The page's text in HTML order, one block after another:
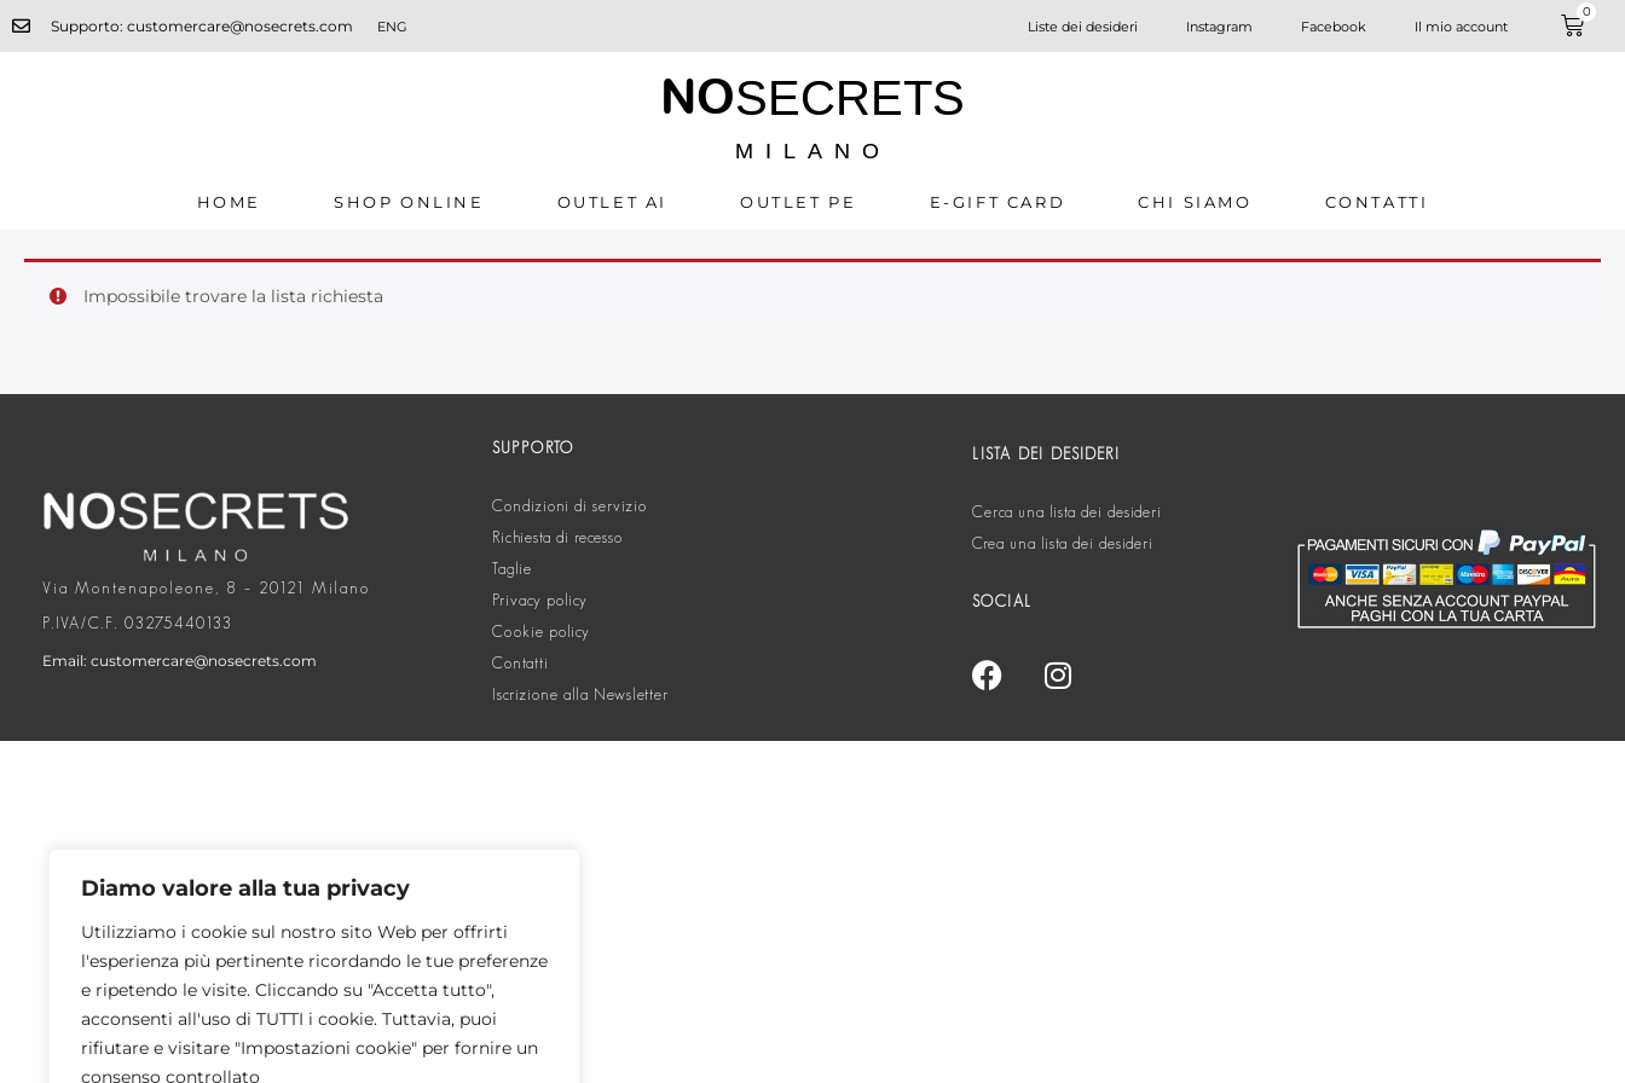
Diamo valore alla tua privacy
Utilizziamo i cookie sul nostro sito Web per offrirti
l'esperienza più pertinente ricordando le tue preferenze
e ripetendo le visite. Cliccando su "Accetta tutto",
acconsenti all'uso di TUTTI i cookie. Tuttavia, puoi
rifiutare e visitare "Impostazioni cookie" per fornire un
consenso controllato
Supporto: customercare@nosecrets.com ENG Liste dei desideri Instagram Facebook Il mio account
0
NOSECRETS
MILANO
HOME SHOP ONLINE OUTLET AI OUTLET PE E-GIFT CARD CHI SIAMO CONTATTI
Impossibile trovare la lista richiesta
Via Montenapoleone, 8 – 20121 Milano
P.IVA/C.F. 03275440133
Email: customercare@nosecrets.com
SUPPORTO
Condizioni di servizio
Richiesta di recesso
Taglie
Privacy policy
Cookie policy
Contatti
Iscrizione alla Newsletter
LISTA DEI DESIDERI
Cerca una lista dei desideri
Crea una lista dei desideri
SOCIAL